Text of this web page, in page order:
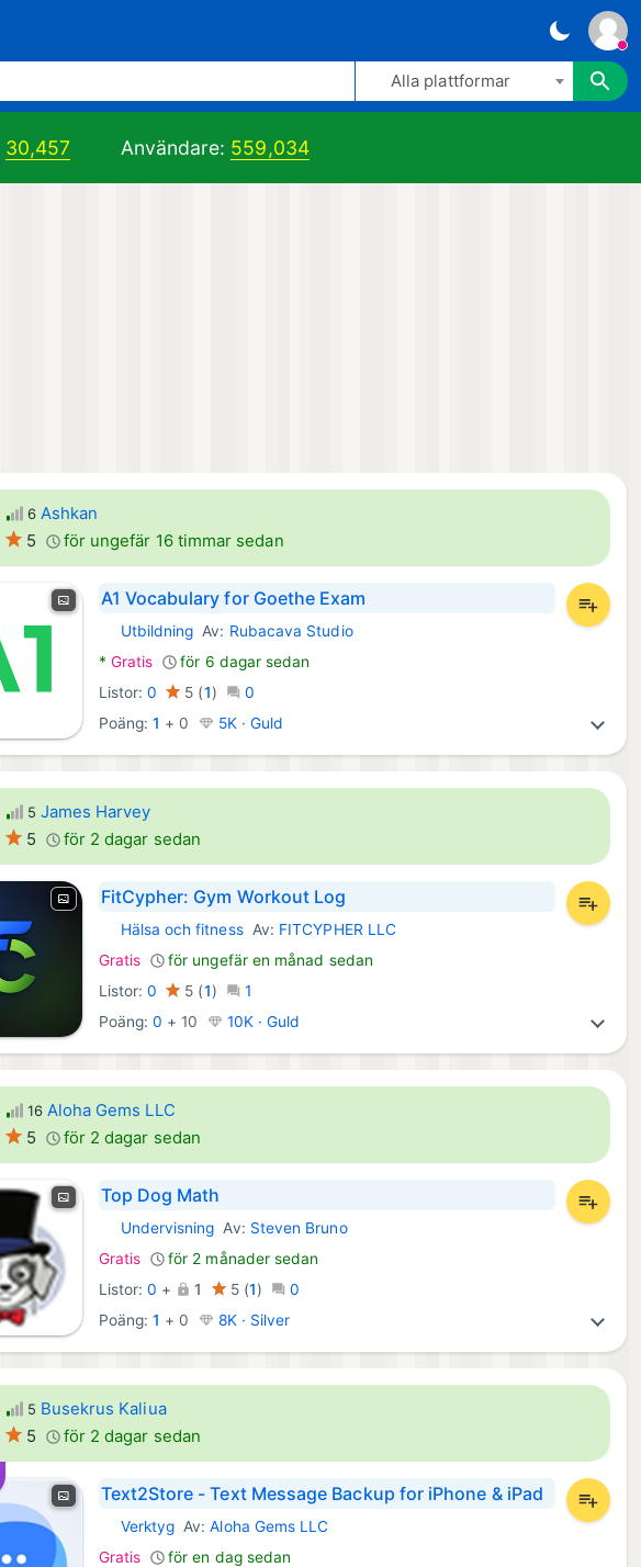
Alla plattformar
30,457 Användare: 559,034
6 Ashkan
5
för ungefär 16 timmar sedan
A1 Vocabulary for Goethe Exam
Android Appar:
Utbildning Av: Rubacava Studio
* Gratis
för 6 dagar sedan
Listor:0 5 (1)
0
Poäng: 1 + 0 5K · Guld
5 James Harvey
5
för 2 dagar sedan
FitCypher: Gym Workout Log
iOS Appar:
Hälsa och fitnessAv: FITCYPHER LLC
Gratis
för ungefär en månad sedan
Listor:0 5 (1)
1
Poäng: 0 + 10 10K · Guld
16 Aloha Gems LLC
5
för 2 dagar sedan
Top Dog Math
Windows Spel:
Undervisning Av: Steven Bruno
Gratis
för 2 månader sedan
Listor:0 + 1 5(1)
0
Poäng: 1 + 0 8K · Silver
5 Busekrus Kaliua
5
för 2 dagar sedan
Text2Store - Text Message Backup for iPhone & iPad
Windows Appar:
Verktyg Av:Aloha Gems LLC
Gratis
för en dag sedan